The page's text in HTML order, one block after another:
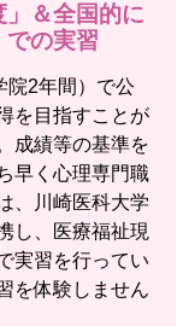
＆全国的に
での実習
院2年間）で公
を目指すことが
成績等の基準を
早く心理専門職
、川崎医科大学
し、医療福祉現
実習を行ってい
を体験しません